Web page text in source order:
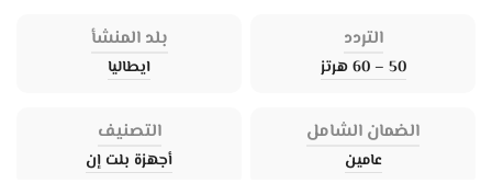
التردد
50 – 60 هرتز
بلد المنشأ
ايطاليا
الضمان الشامل
عامين
التصنيف
أجهزة بلت إن